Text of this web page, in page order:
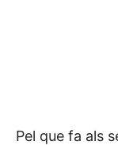
Pel que fa als